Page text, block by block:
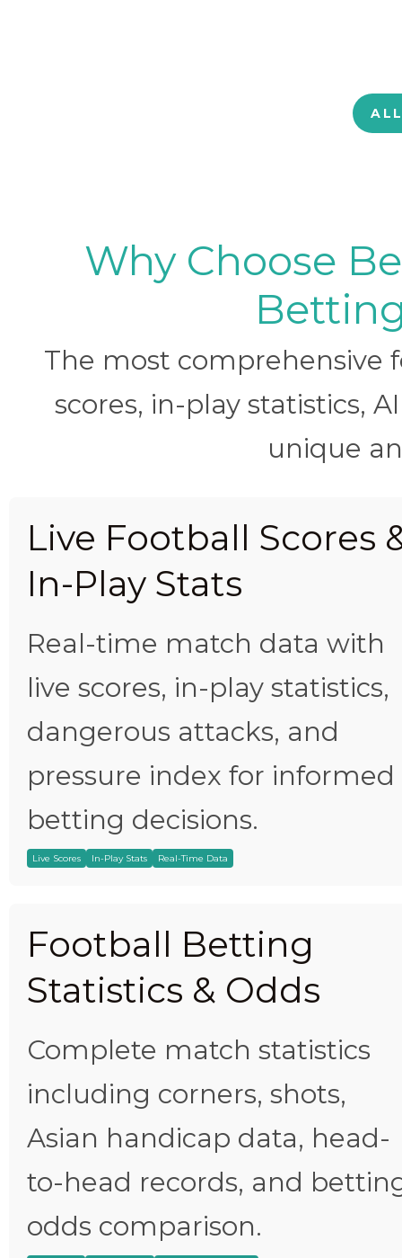
Why Choose
The most
scores, in-play statistics,
unique
Live Football Scores
In-Play Stats
Real-time match data with
live scores, in-play statistics,
dangerous attacks, and
pressure index for informed
betting decisions.
Live Scores In-Play Stats Real-Time Data
Football Betting
Statistics & Odds
Complete match statistics
including corners, shots,
Asian handicap data, head-
to-head records, and
odds comparison.